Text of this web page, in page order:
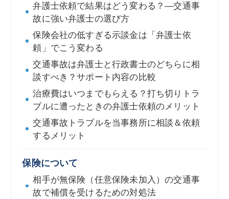
弁護士依頼で結果はどう変わる？―交通事
故に強い弁護士の選び方
保険会社の低すぎる示談金は「弁護士依
頼」でこう変わる
交通事故は弁護士と行政書士のどちらに相
談すべき？サポート内容の比較
治療費はいつまでもらえる？打ち切りトラ
ブルに遭ったときの弁護士依頼のメリット
交通事故トラブルを当事務所に相談＆依頼
するメリット
保険について
相手が無保険（任意保険未加入）の交通事
故で補償を受けるための対処法